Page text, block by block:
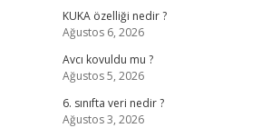
KUKA özelliği nedir ?
Ağustos 6, 2026
Avcı kovuldu mu ?
Ağustos 5, 2026
6. sınıfta veri nedir ?
Ağustos 3, 2026